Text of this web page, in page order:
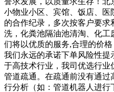
小物业小区、宾馆、饭店、
的合作纪录，多次按客户要
洗，化粪池隔油池清淘、化
们将以优质的服务,合理的价
我们永远的承诺下单风险性
于高技术行业，我司优选行
管道疏通。在疏通前没有通
行分析（如：管道机器人进